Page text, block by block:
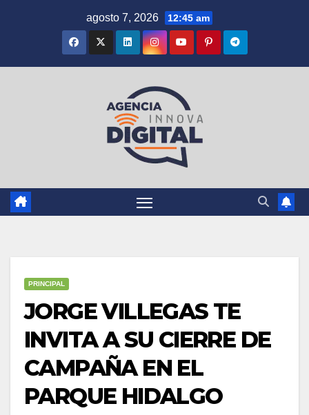
agosto 7, 2026 12:45 am
PRINCIPAL
JORGE VILLEGAS TE
INVITA A SU CIERRE DE
CAMPAÑA EN EL
PARQUE HIDALGO